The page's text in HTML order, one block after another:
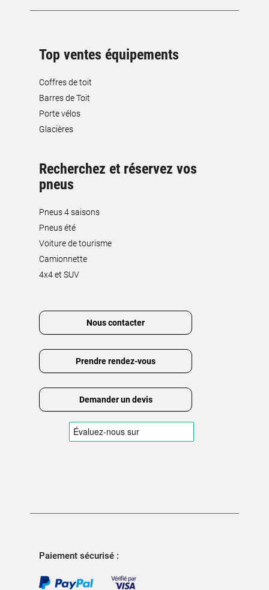
Top ventes équipements
Coffres de toit
Barres de Toit
Porte vélos
Glacières
Recherchez et réservez vos
pneus
Pneus 4 saisons
Pneus été
Voiture de tourisme
Camionnette
4x4 et SUV
Nous contacter
Prendre rendez-vous
Demander un devis
Paiement sécurisé :